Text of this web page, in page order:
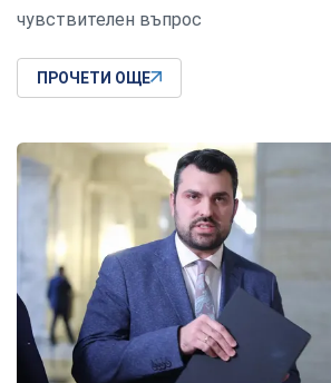
чувствителен въпрос
ПРОЧЕТИ ОЩЕ